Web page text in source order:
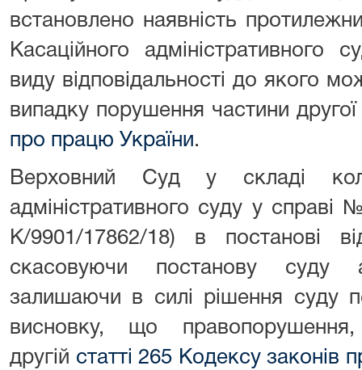
встановлено наявність
Касаційного адміністративного
виду відповідальності до якого
випадку порушення частини
про працю України.
Верховний Суд у складі
адміністративного суду у
К/9901/17862/18) в постанові
скасовуючи постанову суду
залишаючи в силі рішення суду
висновку, що
другій статті 265 Кодексу законів